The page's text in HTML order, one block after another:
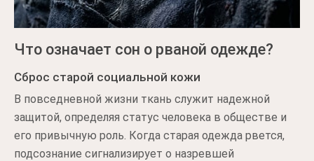
Что означает сон о рваной одежде?
Сброс старой социальной кожи
В повседневной жизни ткань служит надежной
защитой, определяя статус человека в обществе и
его привычную роль. Когда старая одежда рвется,
подсознание сигнализирует о назревшей